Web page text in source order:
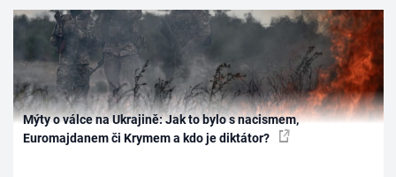
Mýty o válce na Ukrajině: Jak to bylo s nacismem,
Euromajdanem či Krymem a kdo je diktátor?